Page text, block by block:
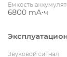
Емкость
6800 mА⋅ч
Звуковой сигнал